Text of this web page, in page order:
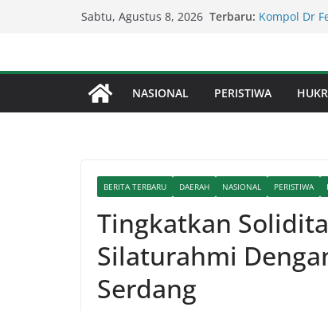
Sabtu, Agustus 8, 2026 Terbaru: Kapolda
Serapan
Sekda: Kami
Percepat
NASIONAL PERISTIWA
BERITA TERBARU DAERAH NASIONAL PERISTIWA
Tingkatkan
Silaturahmi
Serdang